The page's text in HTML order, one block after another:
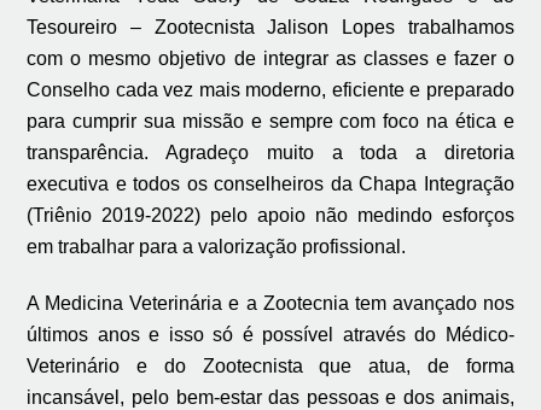
Tesoureiro – ZootecnistaJalison Lopes trabalhamos
como mesmo objetivo de integrar as classes e fazer o
Conselho cada vez mais moderno, eficiente e preparado
para cumprir sua missão e sempre com foco na ética e
transparência. Agradeço muito a toda a diretoria
executiva e todos os conselheiros da Chapa Integração
(Triênio 2019-2022) pelo apoio não medindoesforços
em trabalhar para a valorização profissional.
A Medicina Veterinária e a Zootecnia tem avançado nos
últimos anos e isso só é possível através do Médico-
Veterinário e do Zootecnista que atua, de forma
incansável, pelo bem-estar das pessoas e dos animais,